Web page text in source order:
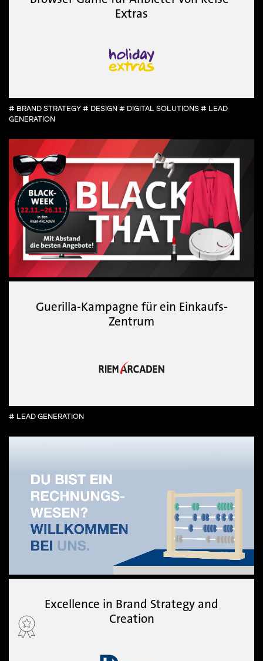
Extras
# BRAND STRATEGY # DESIGN # DIGITAL SOLUTIONS # LEAD
GENERATION
Guerilla-Kampagne für ein Einkaufs-
Zentrum
# LEAD GENERATION
Excellence in Brand Strategy and
Creation